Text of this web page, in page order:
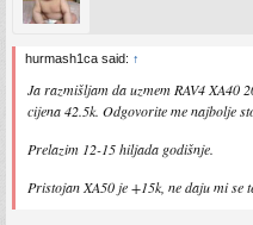
hurmash1ca said: ↑
Ja razmišljam da uzmem RAV4 XA40
cijena 42.5k. Odgovorite me najbolje
Prelazim 12-15 hiljada godišnje.
Pristojan XA50 je +15k, ne daju mi se